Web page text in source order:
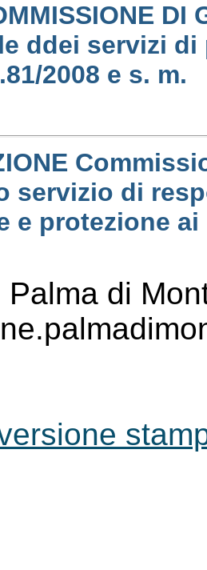
ddei servizi
2008 e s. m.
servizio di
e protezione
Palma di